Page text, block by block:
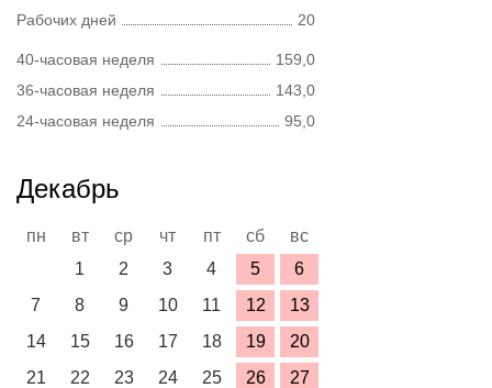
Рабочих дней
20
40-часовая неделя
159,0
36-часовая неделя
143,0
24-часовая неделя
95,0
Декабрь
пн вт ср чт пт сб
вс
1
2 3 4 5
6
7
8 9 10 11 12
13
14
15 16 17 18 19
20
21
22 23 24 25 26
27